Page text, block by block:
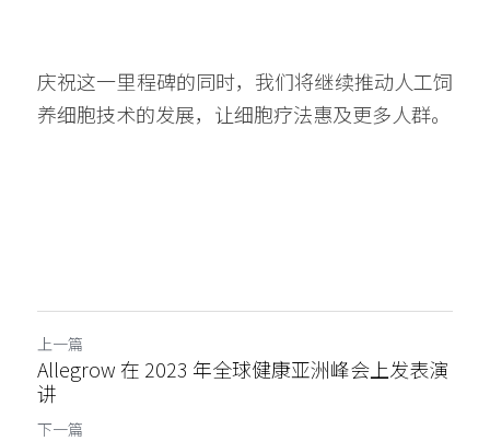
庆祝这一里程碑的同时，我们将继续推动人工饲
养细胞技术的发展，让细胞疗法惠及更多人群。
上一篇
Allegrow 在 2023 年全球健康亚洲峰会上发表演
讲
下一篇